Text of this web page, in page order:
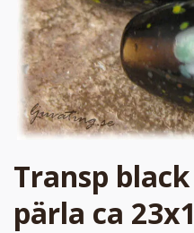
Transp
pärla ca